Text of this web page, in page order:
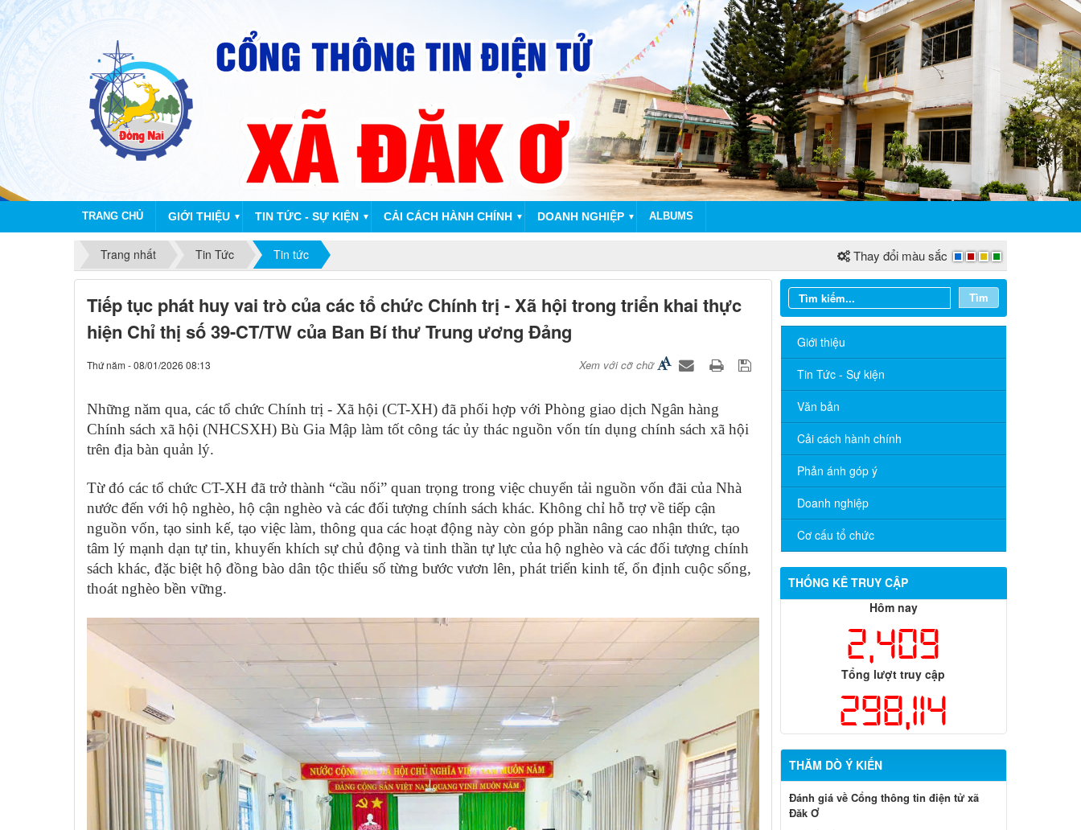
TRANG CHỦ GIỚI THIỆU ▼ TIN TỨC - SỰ KIỆN ▼ CẢI CÁCH HÀNH CHÍNH ▼ DOANH NGHIỆP ▼ ALBUMS
Trang nhất Tin Tức Tin tức Thay đổi màu sắc
Tiếp tục phát huy vai trò của các tổ chức Chính trị - Xã hội trong triển khai thực
hiện Chỉ thị số 39-CT/TW của Ban Bí thư Trung ương Đảng
Thứ năm - 08/01/2026 08:13 Xem với cỡ chữ
Những năm qua, các tổ chức Chính trị - Xã hội (CT-XH) đã phối hợp với Phòng giao dịch Ngân hàng
Chính sách xã hội (NHCSXH) Bù Gia Mập làm tốt công tác ủy thác nguồn vốn tín dụng chính sách xã hội
trên địa bàn quản lý.
Từ đó các tổ chức CT-XH đã trở thành “cầu nối” quan trọng trong việc chuyển tải nguồn vốn đãi của Nhà
nước đến với hộ nghèo, hộ cận nghèo và các đối tượng chính sách khác. Không chỉ hỗ trợ về tiếp cận
nguồn vốn, tạo sinh kế, tạo việc làm, thông qua các hoạt động này còn góp phần nâng cao nhận thức, tạo
tâm lý mạnh dạn tự tin, khuyến khích sự chủ động và tinh thần tự lực của hộ nghèo và các đối tượng chính
sách khác, đặc biệt hộ đồng bào dân tộc thiểu số từng bước vươn lên, phát triển kinh tế, ổn định cuộc sống,
thoát nghèo bền vững.
Tìm
Giới thiệu
Tin Tức - Sự kiện
Văn bản
Cải cách hành chính
Phản ánh góp ý
Doanh nghiệp
Cơ cấu tổ chức
THỐNG KÊ TRUY CẬP
Hôm nay
2,409
Tổng lượt truy cập
298,114
THĂM DÒ Ý KIẾN
Đánh giá về Cổng thông tin điện tử xã
Đăk Ơ